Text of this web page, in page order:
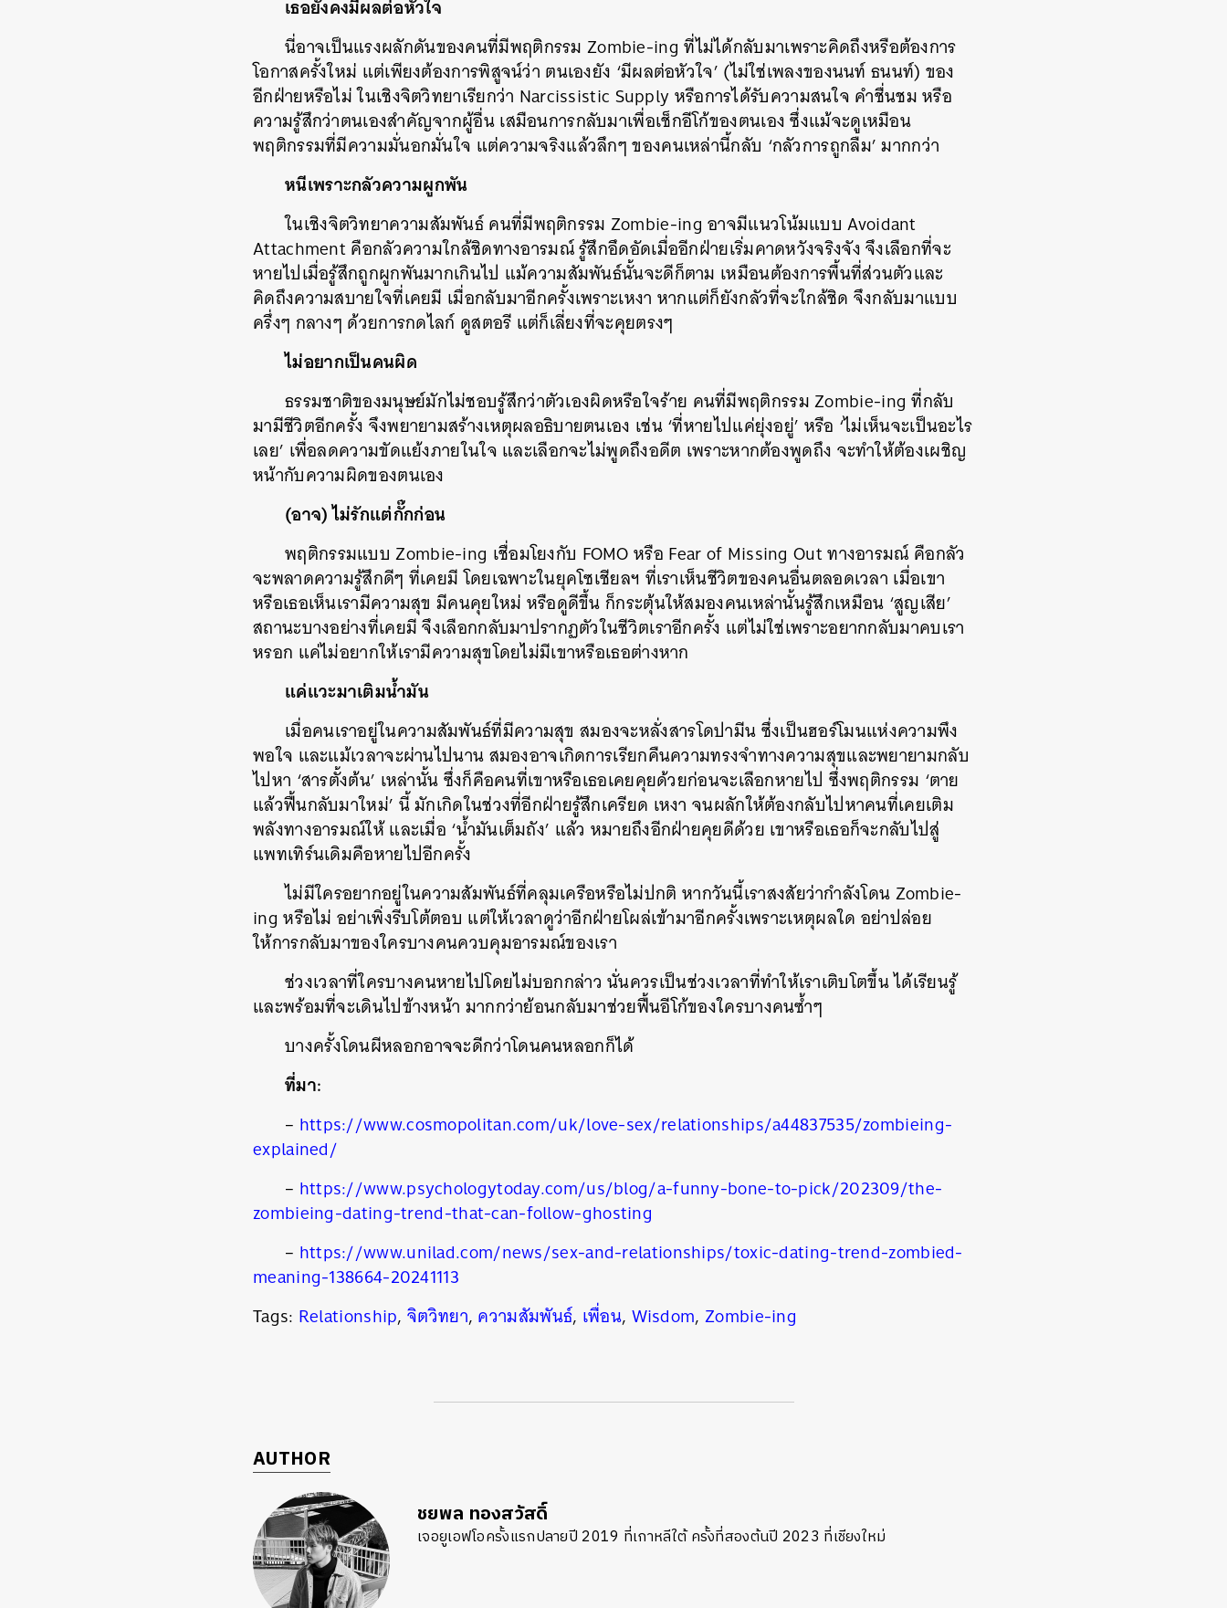
เธอยังคงมีผลต่อหัวใจ
นี่อาจเป็นแรงผลักดันของคนที่มีพฤติกรรม Zombie-ing ที่ไม่ได้กลับมาเพราะคิดถึงหรือต้องการ
โอกาสครั้งใหม่ แต่เพียงต้องการพิสูจน์ว่า ตนเองยัง ‘มีผลต่อหัวใจ’ (ไม่ใช่เพลงของนนท์ ธนนท์) ของ
อีกฝ่ายหรือไม่ ในเชิงจิตวิทยาเรียกว่า Narcissistic Supply หรือการได้รับความสนใจ คำชื่นชม หรือ
ความรู้สึกว่าตนเองสำคัญจากผู้อื่น เสมือนการกลับมาเพื่อเช็กอีโก้ของตนเอง ซึ่งแม้จะดูเหมือน
พฤติกรรมที่มีความมั่นอกมั่นใจ แต่ความจริงแล้วลึกๆ ของคนเหล่านี้กลับ ‘กลัวการถูกลืม’ มากกว่า
หนีเพราะกลัวความผูกพัน
ในเชิงจิตวิทยาความสัมพันธ์ คนที่มีพฤติกรรม Zombie-ing อาจมีแนวโน้มแบบ Avoidant
Attachment คือกลัวความใกล้ชิดทางอารมณ์ รู้สึกอึดอัดเมื่ออีกฝ่ายเริ่มคาดหวังจริงจัง จึงเลือกที่จะ
หายไปเมื่อรู้สึกถูกผูกพันมากเกินไป แม้ความสัมพันธ์นั้นจะดีก็ตาม เหมือนต้องการพื้นที่ส่วนตัวและ
คิดถึงความสบายใจที่เคยมี เมื่อกลับมาอีกครั้งเพราะเหงา หากแต่ก็ยังกลัวที่จะใกล้ชิด จึงกลับมาแบบ
ครึ่งๆ กลางๆ ด้วยการกดไลก์ ดูสตอรี แต่ก็เลี่ยงที่จะคุยตรงๆ
ไม่อยากเป็นคนผิด
ธรรมชาติของมนุษย์มักไม่ชอบรู้สึกว่าตัวเองผิดหรือใจร้าย คนที่มีพฤติกรรม Zombie-ing ที่กลับ
มามีชีวิตอีกครั้ง จึงพยายามสร้างเหตุผลอธิบายตนเอง เช่น ‘ที่หายไปแค่ยุ่งอยู่’ หรือ ‘ไม่เห็นจะเป็นอะไร
เลย’ เพื่อลดความขัดแย้งภายในใจ และเลือกจะไม่พูดถึงอดีต เพราะหากต้องพูดถึง จะทำให้ต้องเผชิญ
หน้ากับความผิดของตนเอง
(อาจ) ไม่รักแต่กั๊กก่อน
พฤติกรรมแบบ Zombie-ing เชื่อมโยงกับ FOMO หรือ Fear of Missing Out ทางอารมณ์ คือกลัว
จะพลาดความรู้สึกดีๆ ที่เคยมี โดยเฉพาะในยุคโซเชียลฯ ที่เราเห็นชีวิตของคนอื่นตลอดเวลา เมื่อเขา
หรือเธอเห็นเรามีความสุข มีคนคุยใหม่ หรือดูดีขึ้น ก็กระตุ้นให้สมองคนเหล่านั้นรู้สึกเหมือน ‘สูญเสีย’
สถานะบางอย่างที่เคยมี จึงเลือกกลับมาปรากฏตัวในชีวิตเราอีกครั้ง แต่ไม่ใช่เพราะอยากกลับมาคบเรา
หรอก แค่ไม่อยากให้เรามีความสุขโดยไม่มีเขาหรือเธอต่างหาก
แค่แวะมาเติมน้ำมัน
เมื่อคนเราอยู่ในความสัมพันธ์ที่มีความสุข สมองจะหลั่งสารโดปามีน ซึ่งเป็นฮอร์โมนแห่งความพึง
พอใจ และแม้เวลาจะผ่านไปนาน สมองอาจเกิดการเรียกคืนความทรงจำทางความสุขและพยายามกลับ
ไปหา ‘สารตั้งต้น’ เหล่านั้น ซึ่งก็คือคนที่เขาหรือเธอเคยคุยด้วยก่อนจะเลือกหายไป ซึ่งพฤติกรรม ‘ตาย
แล้วฟื้นกลับมาใหม่’ นี้ มักเกิดในช่วงที่อีกฝ่ายรู้สึกเครียด เหงา จนผลักให้ต้องกลับไปหาคนที่เคยเติม
พลังทางอารมณ์ให้ และเมื่อ ‘น้ำมันเต็มถัง’ แล้ว หมายถึงอีกฝ่ายคุยดีด้วย เขาหรือเธอก็จะกลับไปสู่
แพทเทิร์นเดิมคือหายไปอีกครั้ง
ไม่มีใครอยากอยู่ในความสัมพันธ์ที่คลุมเครือหรือไม่ปกติ หากวันนี้เราสงสัยว่ากำลังโดน Zombie-
ing หรือไม่ อย่าเพิ่งรีบโต้ตอบ แต่ให้เวลาดูว่าอีกฝ่ายโผล่เข้ามาอีกครั้งเพราะเหตุผลใด อย่าปล่อย
ให้การกลับมาของใครบางคนควบคุมอารมณ์ของเรา
ช่วงเวลาที่ใครบางคนหายไปโดยไม่บอกกล่าว นั่นควรเป็นช่วงเวลาที่ทำให้เราเติบโตขึ้น ได้เรียนรู้
และพร้อมที่จะเดินไปข้างหน้า มากกว่าย้อนกลับมาช่วยฟื้นอีโก้ของใครบางคนซ้ำๆ
บางครั้งโดนผีหลอกอาจจะดีกว่าโดนคนหลอกก็ได้
ที่มา:
– https://www.cosmopolitan.com/uk/love-sex/relationships/a44837535/zombieing-
explained/
– https://www.psychologytoday.com/us/blog/a-funny-bone-to-pick/202309/the-
zombieing-dating-trend-that-can-follow-ghosting
– https://www.unilad.com/news/sex-and-relationships/toxic-dating-trend-zombied-
meaning-138664-20241113
Tags: Relationship,จิตวิทยา, ความสัมพันธ์, เพื่อน, Wisdom, Zombie-ing
AUTHOR
ชยพล ทองสวัสดิ์
เจอยูเอฟโอครั้งแรกปลายปี 2019 ที่เกาหลีใต้ ครั้งที่สองต้นปี 2023 ที่เชียงใหม่
SHARE TWEET LINE EMAIL